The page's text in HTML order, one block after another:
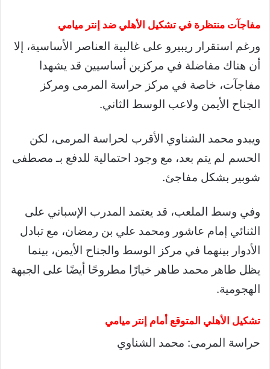
مفاجآت منتظرة في تشكيل الأهلي ضد إنتر ميامي
ورغم استقرار ريبيرو على غالبية العناصر الأساسية، إلا
أن هناك مفاضلة في مركزين أساسيين قد يشهدا
مفاجآت، خاصة في مركز حراسة المرمى ومركز
الجناح الأيمن ولاعب الوسط الثاني.
ويبدو محمد الشناوي الأقرب لحراسة المرمى، لكن
الحسم لم يتم بعد، مع وجود احتمالية للدفع بـ مصطفى
شوبير بشكل مفاجئ.
وفي وسط الملعب، قد يعتمد المدرب الإسباني على
الثنائي إمام عاشور ومحمد علي بن رمضان، مع تبادل
الأدوار بينهما في مركز الوسط والجناح الأيمن، بينما
يظل طاهر محمد طاهر خيارًا مطروحًا أيضًا على الجبهة
الهجومية.
تشكيل الأهلي المتوقع أمام إنتر ميامي
حراسة المرمى: محمد الشناوي